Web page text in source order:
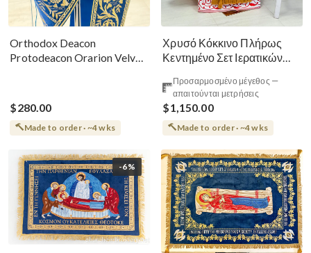
Orthodox Deacon
Protodeacon Orarion Velvet
$280.00
Made to order · ~4 wks
Χρυσό Κόκκινο Πλήρως
Κεντημένο Σετ Ιερατικών
Προσαρμοσμένο μέγεθος —
απαιτούνται μετρήσεις
$1,150.00
Made to order · ~4 wks
-6%